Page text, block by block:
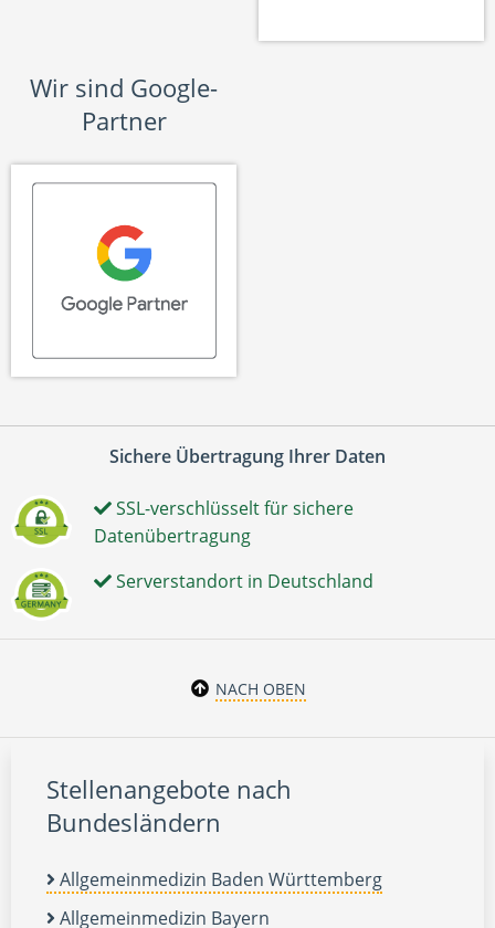
Wir sind Google-
Partner
Sichere Übertragung Ihrer Daten
SSL-verschlüsselt für sichere
Datenübertragung
Serverstandort in Deutschland
NACH OBEN
Stellenangebote nach
Bundesländern
Allgemeinmedizin Baden Württemberg
Allgemeinmedizin Bayern